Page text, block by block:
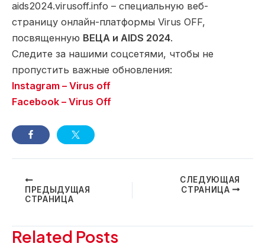
aids2024.virusoff.info – специальную веб-
страницу онлайн-платформы Virus OFF,
посвященную ВЕЦА и AIDS 2024.
Следите за нашими соцсетями, чтобы не
пропустить важные обновления:
Instagram – Virus off
Facebook – Virus Off
Навигация
ПРЕДЫДУЩАЯ
СТРАНИЦА
СЛЕДУЮЩАЯ
СТРАНИЦА
Related Posts